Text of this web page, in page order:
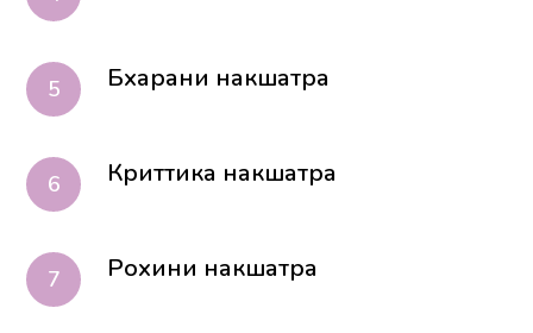
Бхарани накшатра
Криттика накшатра
Рохини накшатра